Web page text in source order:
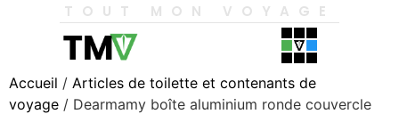
TOUT MON VOYAGE
Accueil / Articles de toilette et contenants de
voyage / Dearmamy boîte aluminium ronde couvercle